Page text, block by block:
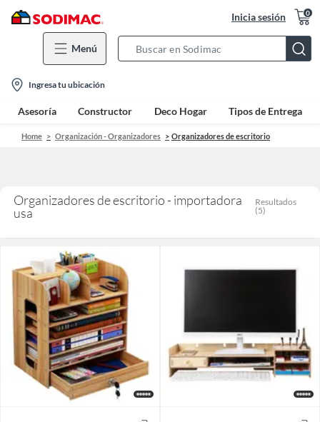
Inicia sesión 0
Menú
Bar
location-
icon
Ingresa tu ubicación
Asesoría Constructor Deco Hogar Tipos de Entrega
Home Organización - Organizadores Organizadores de escritorio
Organizadores de escritorio - importadora
usa
Resultados
(5)